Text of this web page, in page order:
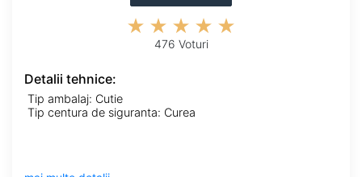
476 Voturi
Detalii tehnice:
Tip ambalaj: Cutie
Tip centura de siguranta: Curea